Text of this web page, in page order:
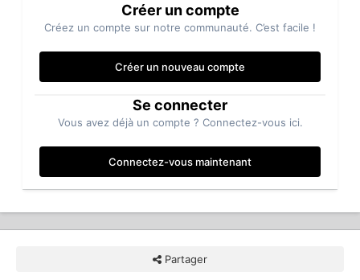
Créer un compte
Créez un compte sur notre communauté. C’est facile !
Créer un nouveau compte
Se connecter
Vous avez déjà un compte ? Connectez-vous ici.
Connectez-vous maintenant
Partager